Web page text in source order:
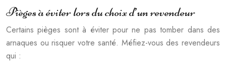
Pièges à éviter lors du choix d’un revendeur
Certains pièges sont à éviter pour ne pas tomber dans des
arnaques ou risquer votre santé. Méfiez-vous des revendeurs
qui :